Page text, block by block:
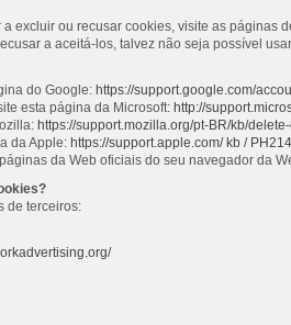
excluir ou recusar cookies, visite as páginas
a aceitá-los, talvez não seja possível
do Google: https://support.google.com/
esta página da Microsoft: http://
https://support.mozilla.org/pt-BR/kb/
da Apple: https://support.apple.com/ kb /
da Web oficiais do seu navegador da
de terceiros: